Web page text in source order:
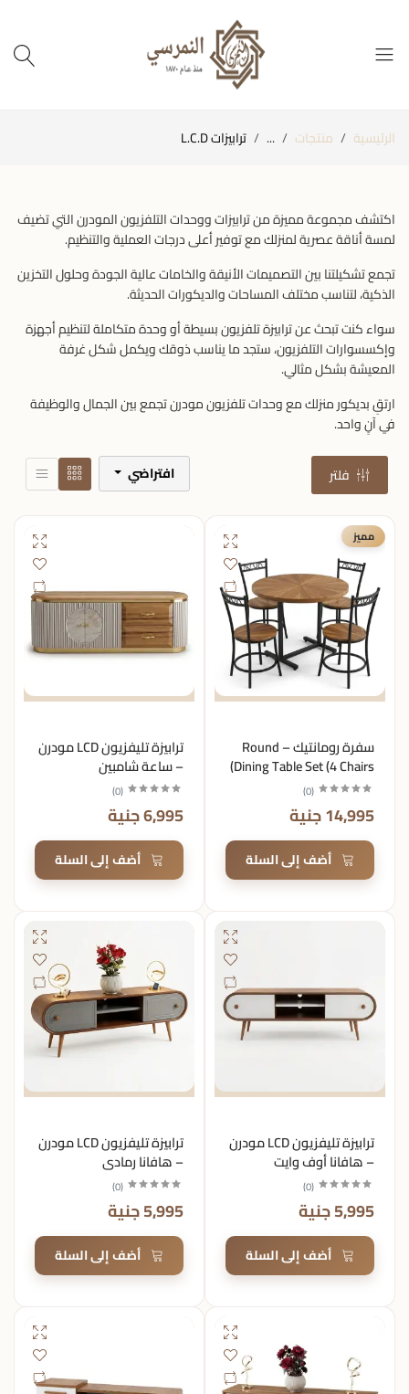
الرئيسية منتجات ... ترابيزات L.C.D
اكتشف مجموعة مميزة من ترابيزات ووحدات التلفزيون المودرن التي تضيف
لمسة أناقة عصرية لمنزلك مع توفير أعلى درجات العملية والتنظيم.
تجمع تشكيلتنا بين التصميمات الأنيقة والخامات عالية الجودة وحلول التخزين
الذكية، لتناسب مختلف المساحات والديكورات الحديثة.
سواء كنت تبحث عن ترابيزة تلفزيون بسيطة أو وحدة متكاملة لتنظيم أجهزة
وإكسسوارات التلفزيون، ستجد ما يناسب ذوقك ويكمل شكل غرفة
المعيشة بشكل مثالي.
ارتقِ بديكور منزلك مع وحدات تلفزيون مودرن تجمع بين الجمال والوظيفة
في آنٍ واحد.
فلتر افتراضي
مميز
سفرة رومانتيك – Round
Dining Table Set (4 Chairs)
(
0
)
14,995 جنية
أضف إلى السلة
ترابيزة تليفزيون LCD مودرن
– ساعة شامبين
(
0
)
6,995 جنية
أضف إلى السلة
ترابيزة تليفزيون LCD مودرن
– هافانا أوف وايت
(
0
)
5,995 جنية
أضف إلى السلة
ترابيزة تليفزيون LCD مودرن
– هافانا رمادي
(
0
)
5,995 جنية
أضف إلى السلة